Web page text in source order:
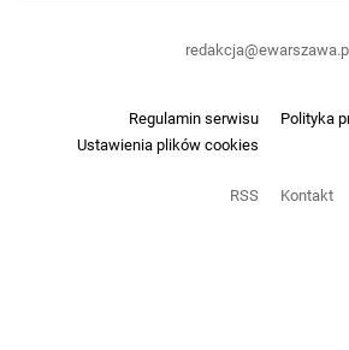
Regulamin serwisu
Polityka
Ustawienia plików cookies
RSS Kontakt